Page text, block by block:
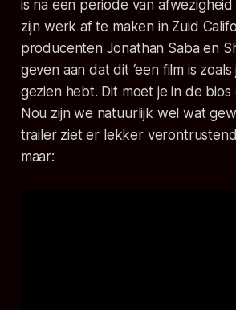
is na een periode van
zijn werk af te maken in Zuid
producenten Jonathan Saba en
geven aan dat dit ‘een film is
gezien hebt. Dit moet je in de bios
Nou zijn we natuurlijk wel wat
trailer ziet er lekker
maar: